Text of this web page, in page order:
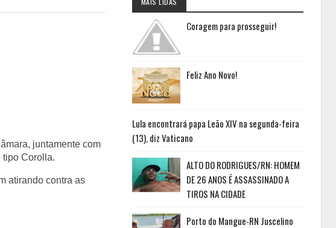
juntamente com
tipo Corolla.
atirando contra as
Coragem para prosseguir!
Feliz Ano Novo!
Lula encontrará papa Leão XIV na segunda-feira
(13), diz Vaticano
ALTO DO RODRIGUES/RN: HOMEM
DE 26 ANOS É ASSASSINADO A
TIROS NA CIDADE
Porto do Mangue-RN Juscelino